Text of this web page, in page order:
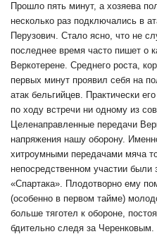
Прошло пять минут, а хозяева
несколько раз подключались в
Перузович. Стало ясно, что не
последнее время часто пишет о
Веркотерене. Среднего роста,
первых минут проявил себя на
атак бельгийцев. Практически
по ходу встречи ни одному из
Целенаправленные передачи
напряжения нашу оборону.
хитроумными передачами мяча
непосредственном участии были
«Спартака». Плодотворно ему
(особенно в первом тайме)
больше тяготел к обороне,
бдительно следя за Черенковым.